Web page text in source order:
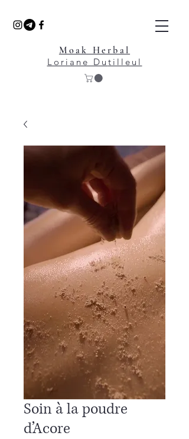
Moak Herbal
Loriane Dutilleul
Soin à la poudre
d’Acore